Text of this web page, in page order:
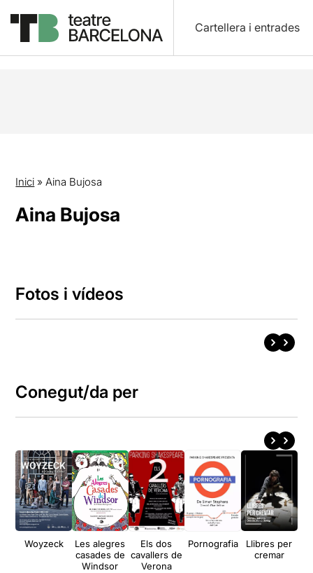
Cartellera i entrades
Inici »Aina Bujosa
Aina Bujosa
Fotos i vídeos
Conegut/da per
Woyzeck
Les alegres
casades de
Windsor
Els dos
cavallers de
Verona
Pornografia
Llibres per
cremar